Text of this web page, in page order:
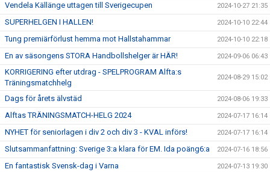
Vendela Källänge uttagen till Sverigecupen 2024-10-27 21:35
SUPERHELGEN I HALLEN! 2024-10-10 22:44
Tung premiärförlust hemma mot Hallstahammar 2024-10-10 22:18
En av säsongens STORA Handbollshelger är HÄR! 2024-09-06 06:43
KORRIGERING efter utdrag - SPELPROGRAM Alfta:s
Träningsmatchhelg
2024-08-29 15:02
Dags för årets älvstäd 2024-08-06 19:33
Alftas TRÄNINGSMATCH-HELG 2024 2024-07-17 16:14
NYHET för seniorlagen i div 2 och div 3 - KVAL införs! 2024-07-17 16:14
Slutsammanfattning: Sverige 3:a klara för EM. Ida poäng6:a 2024-07-16 18:56
En fantastisk Svensk-dag i Varna 2024-07-13 19:30